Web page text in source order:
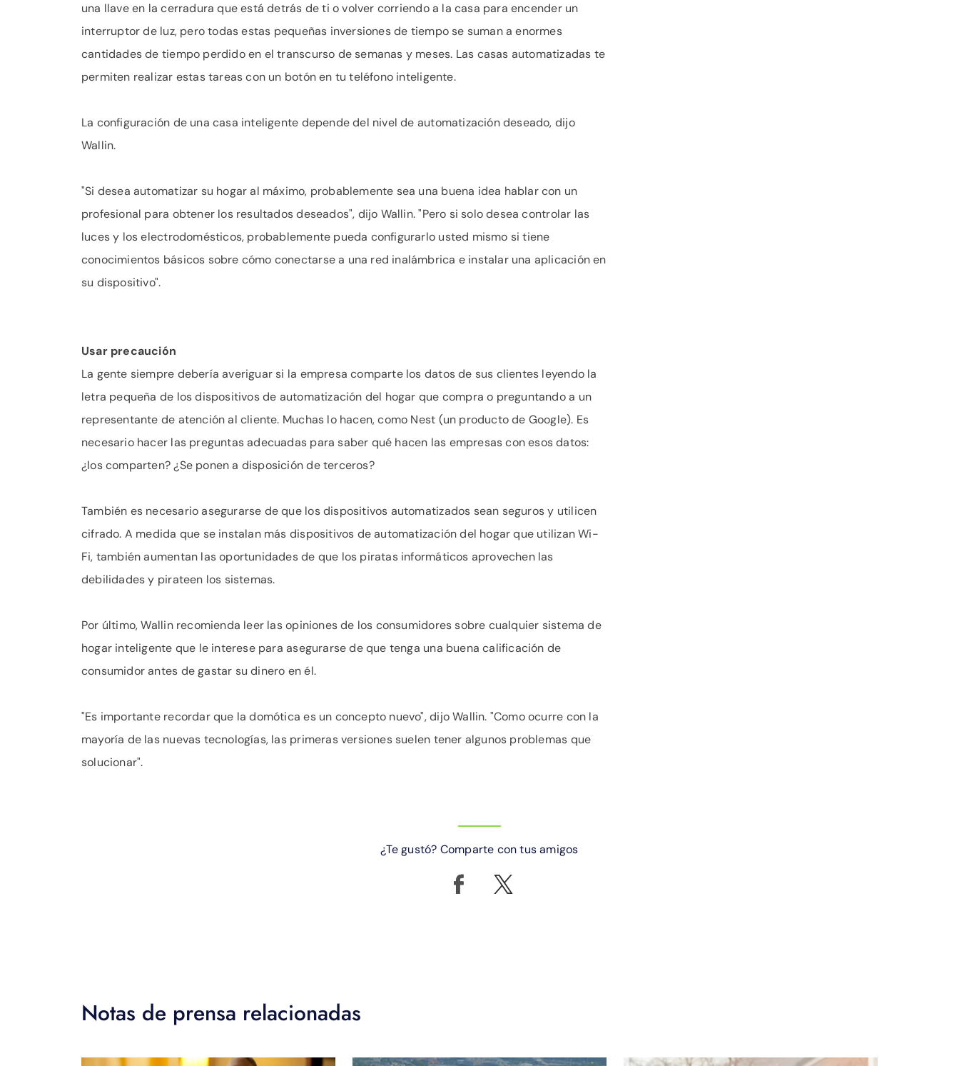
una llave en la cerradura que está detrás de ti o volver corriendo a la casa para encender un
interruptor de luz, pero todas estas pequeñas inversiones de tiempo se suman a enormes
cantidades de tiempo perdido en el transcurso de semanas y meses. Las casas automatizadas te
permiten realizar estas tareas con un botón en tu teléfono inteligente.
La configuración de una casa inteligente depende del nivel de automatización deseado, dijo
Wallin.
"Si desea automatizar su hogar al máximo, probablemente sea una buena idea hablar con un
profesional para obtener los resultados deseados", dijo Wallin. "Pero si solo desea controlar las
luces y los electrodomésticos, probablemente pueda configurarlo usted mismo si tiene
conocimientos básicos sobre cómo conectarse a una red inalámbrica e instalar una aplicación en
su dispositivo".
Usar precaución
La gente siempre debería averiguar si la empresa comparte los datos de sus clientes leyendo la
letra pequeña de los dispositivos de automatización del hogar que compra o preguntando a un
representante de atención al cliente. Muchas lo hacen, como Nest (un producto de Google). Es
necesario hacer las preguntas adecuadas para saber qué hacen las empresas con esos datos:
¿los comparten? ¿Se ponen a disposición de terceros?
También es necesario asegurarse de que los dispositivos automatizados sean seguros y utilicen
cifrado. A medida que se instalan más dispositivos de automatización del hogar que utilizan Wi-
Fi, también aumentan las oportunidades de que los piratas informáticos aprovechen las
debilidades y pirateen los sistemas.
Por último, Wallin recomienda leer las opiniones de los consumidores sobre cualquier sistema de
hogar inteligente que le interese para asegurarse de que tenga una buena calificación de
consumidor antes de gastar su dinero en él.
"Es importante recordar que la domótica es un concepto nuevo", dijo Wallin. "Como ocurre con la
mayoría de las nuevas tecnologías, las primeras versiones suelen tener algunos problemas que
solucionar".
¿Te gustó? Comparte con tus amigos
Notas de prensa relacionadas